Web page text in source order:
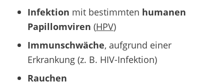
Infektion mit bestimmten humanen
Papillomviren (HPV)
Immunschwäche, aufgrund einer
Erkrankung (z. B. HIV-Infektion)
Rauchen